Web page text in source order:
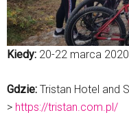
Kiedy: 20-22 marca 2020
Gdzie: Tristan Hotel and
> https://tristan.com.pl/